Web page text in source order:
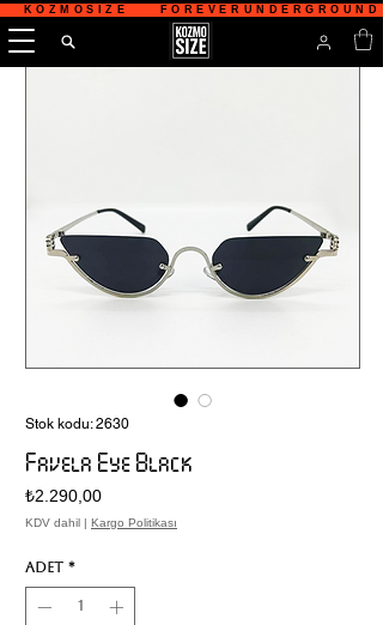
KOZMOSIZE    FOREVERUNDERGROUND
Stok kodu: 2630
Favela Eye Black
₺2.290,00Fiyat
KDV dahil | Kargo Politikası
Adet *